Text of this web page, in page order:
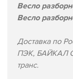
Bеcло
Весло
Доставка по
ПЭК, БАЙКАЛ
транс.